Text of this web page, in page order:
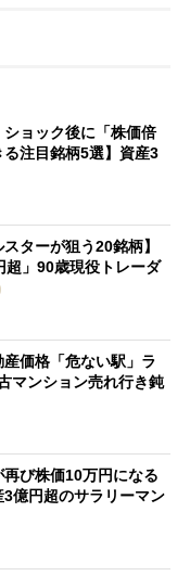
ショック後に「株価倍
注目銘柄5選】資産3
スターが狙う20銘柄】
超」90歳現役トレーダ
産価格「危ない駅」ラ
マンション売れ行き鈍
再び株価10万円になる
3億円超のサラリーマン